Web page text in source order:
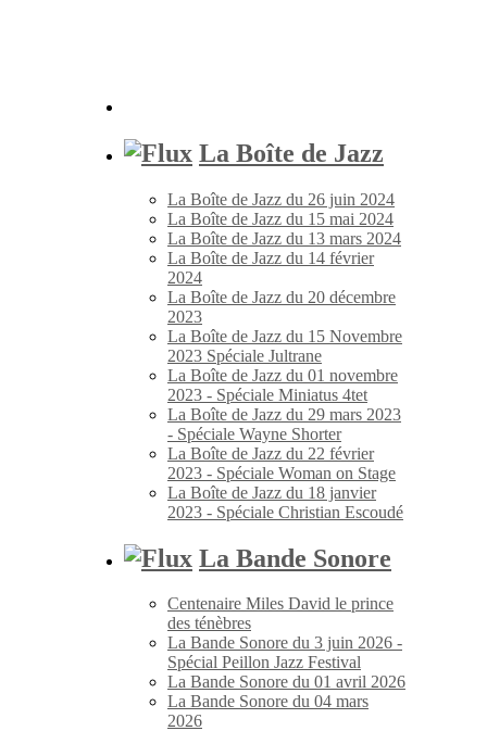
La Boîte de Jazz
La Boîte de Jazz du 26 juin 2024
La Boîte de Jazz du 15 mai 2024
La Boîte de Jazz du 13 mars 2024
La Boîte de Jazz du 14 février
2024
La Boîte de Jazz du 20 décembre
2023
La Boîte de Jazz du 15 Novembre
2023 Spéciale Jultrane
La Boîte de Jazz du 01 novembre
2023 - Spéciale Miniatus 4tet
La Boîte de Jazz du 29 mars 2023
- Spéciale Wayne Shorter
La Boîte de Jazz du 22 février
2023 - Spéciale Woman on Stage
La Boîte de Jazz du 18 janvier
2023 - Spéciale Christian Escoudé
La Bande Sonore
Centenaire Miles David le prince
des ténèbres
La Bande Sonore du 3 juin 2026 -
Spécial Peillon Jazz Festival
La Bande Sonore du 01 avril 2026
La Bande Sonore du 04 mars
2026